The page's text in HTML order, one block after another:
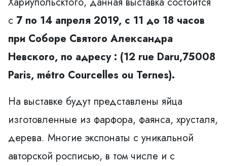
c 7 по 14 апреля 2019, с 11 до 18 часов
при Соборе Святого Александра
Невского, по адресу : (12 rue Daru,75008
Paris, métro Courcelles ou Ternes).
На выставке будут представлены яйца
изготовленные из фарфора, фаянса, хрусталя,
дерева. Многие экспонаты с уникальной
авторской росписью, в том числе и с